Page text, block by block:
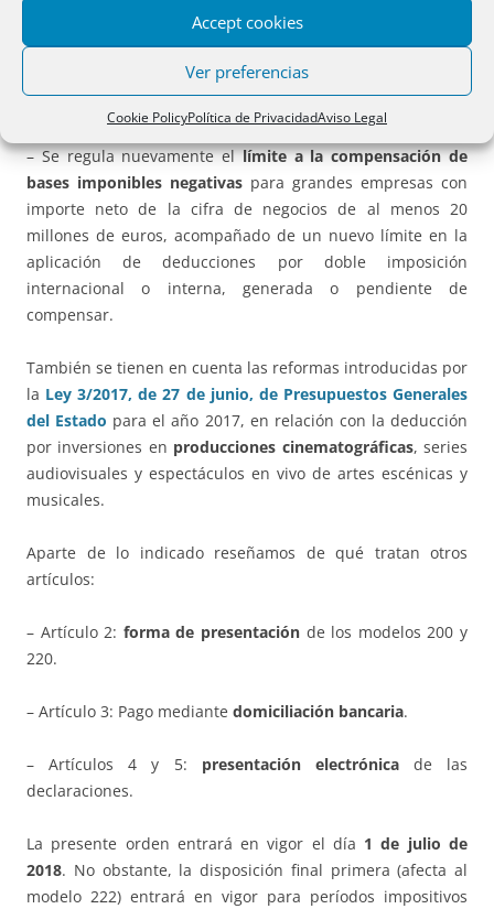
Accept cookies
Ver preferencias
Cookie PolicyPolítica de PrivacidadAviso Legal
resultaron fiscalmente deducibles en períodos impositivos
previos a 2013, se regula un nuevomecanismo de
. Esta reversión se realiza por un importe mínimo
– Se regula nuevamente ellímite a la compensación de
bases imponibles negativas para grandes empresas con
importe neto de la cifra de negocios de al menos 20
millones de euros, acompañado de un nuevo límite en la
aplicación de deducciones por doble imposición
internacional o interna, generada o pendiente de
compensar.
También se tienen en cuenta las reformas introducidas por
la Ley 3/2017, de 27 de junio, de Presupuestos Generales
del Estado para el año 2017, en relación con la deducción
por inversiones en producciones cinematográficas, series
audiovisuales y espectáculos en vivo de artes escénicas y
musicales.
Aparte de lo indicado reseñamos de qué tratan otros
artículos:
– Artículo 2: forma de presentación de los modelos 200 y
220.
– Artículo 3: Pago mediante domiciliación bancaria.
– Artículos 4 y 5: presentación electrónicade las
declaraciones.
La presente orden entrará en vigor el día 1 de julio de
2018. No obstante, la disposición final primera (afecta al
modelo 222) entrará en vigor para períodos impositivos